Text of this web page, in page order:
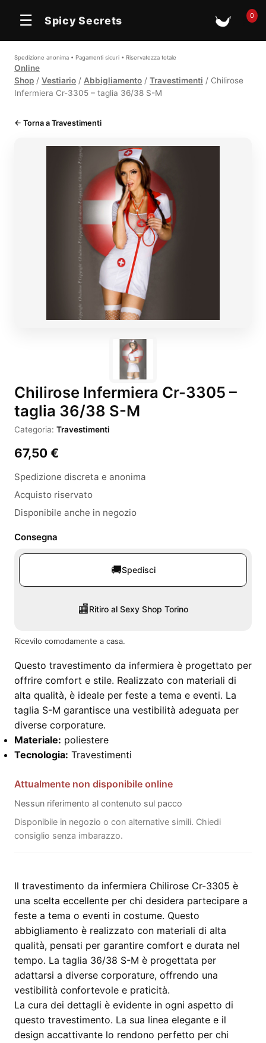
☰ Spicy Secrets 🛒0
Spedizione anonima • Pagamenti sicuri • Riservatezza totale
Online
Shop / Vestiario / Abbigliamento / Travestimenti / Chilirose
Infermiera Cr-3305 – taglia 36/38 S-M
← Torna a Travestimenti
Chilirose Infermiera Cr-3305 –
taglia 36/38 S-M
Categoria: Travestimenti
67,50 €
Spedizione discreta e anonima
Acquisto riservato
Disponibile anche in negozio
Consegna
🚚Spedisci
🏬Ritiro al Sexy Shop Torino
Ricevilo comodamente a casa.
Questo travestimento da infermiera è progettato per
offrire comfort e stile. Realizzato con materiali di
alta qualità, è ideale per feste a tema e eventi. La
taglia S-M garantisce una vestibilità adeguata per
diverse corporature.
Materiale: poliestere
Tecnologia: Travestimenti
Attualmente non disponibile online
Nessun riferimento al contenuto sul pacco
Disponibile in negozio o con alternative simili. Chiedi
consiglio senza imbarazzo.
Il travestimento da infermiera Chilirose Cr-3305 è
una scelta eccellente per chi desidera partecipare a
feste a tema o eventi in costume. Questo
abbigliamento è realizzato con materiali di alta
qualità, pensati per garantire comfort e durata nel
tempo. La taglia 36/38 S-M è progettata per
adattarsi a diverse corporature, offrendo una
vestibilità confortevole e praticità.
La cura dei dettagli è evidente in ogni aspetto di
questo travestimento. La sua linea elegante e il
design accattivante lo rendono perfetto per chi